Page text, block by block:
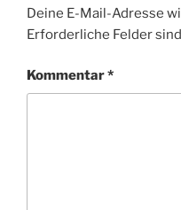
Deine E-Mail-Adresse
Erforderliche Felder
Kommentar*